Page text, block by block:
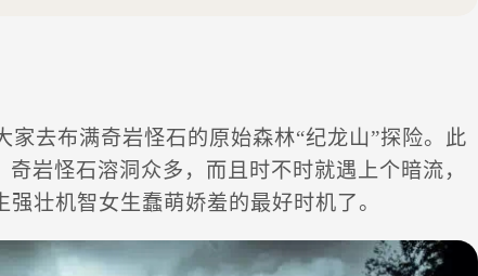
家去布满奇岩怪石的原始森林“纪龙山”探险。此
岩怪石溶洞众多，而且时不时就遇上个暗流，
壮机智女生蠢萌娇羞的最好时机了。